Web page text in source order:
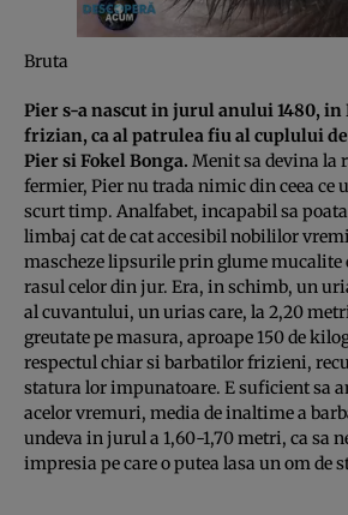
Bruta
Pier s-a nascut in jurul anului 1480, in
frizian, ca al patrulea fiu al cuplului
Pier si Fokel Bonga. Menit sa devina la
fermier, Pier nu trada nimic din ceea ce
scurt timp. Analfabet, incapabil sa
limbaj cat de cat accesibil nobililor
mascheze lipsurile prin glume mucalite
rasul celor din jur. Era, in schimb, un
al cuvantului, un urias care, la 2,20
greutate pe masura, aproape 150 de
respectul chiar si barbatilor frizieni,
statura lor impunatoare. E suficient sa
acelor vremuri, media de inaltime a
undeva in jurul a 1,60-1,70 metri, ca sa
impresia pe care o putea lasa un om de